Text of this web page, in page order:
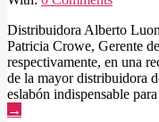
Distribuidora Alberto
Patricia Crowe, Gerente
respectivamente, en una
de la mayor distribuidora
eslabón indispensable
→